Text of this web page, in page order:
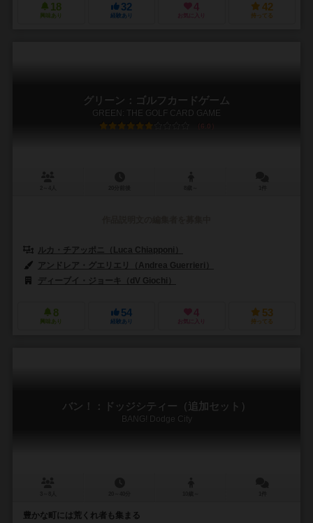
18
興味あり
32
経験あり
4
お気に入り
42
持ってる
グリーン：ゴルフカードゲーム
GREEN: THE GOLF CARD GAME
6.0
ルカ・チアッポニ（Luca Chiapponi）
アンドレア・グエリエリ（Andrea Guerrieri）
ディーブイ・ジョーキ（dV Giochi）
8
興味あり
54
経験あり
4
お気に入り
53
持ってる
バン！：ドッジシティー（追加セット）
BANG! Dodge City
豊かな町には荒くれ者も集まる